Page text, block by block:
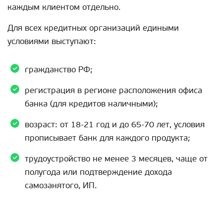
каждым клиентом отдельно.
Для всех кредитных организаций едиными
условиями выступают:
гражданство РФ;
регистрация в регионе расположения офиса
банка (для кредитов наличными);
возраст: от 18-21 год и до 65-70 лет, условия
прописывает банк для каждого продукта;
трудоустройство не менее 3 месяцев, чаще от
полугода или подтверждение дохода
самозанятого, ИП.